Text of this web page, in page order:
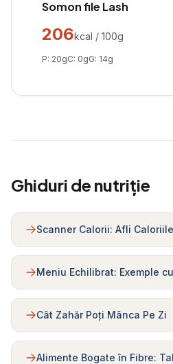
Somon file Lash
206kcal / 100g
P: 20gC: 0gG: 14g
Ghiduri de nutriție
Scanner Calorii: Afli
Meniu Echilibrat: Exemple
Cât Zahăr Poți Mânca Pe Zi
Alimente Bogate în Fibre: